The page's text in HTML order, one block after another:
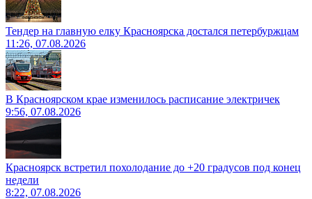
Тендер на главную елку Красноярска достался петербуржцам
11:26, 07.08.2026
В Красноярском крае изменилось расписание электричек
9:56, 07.08.2026
Красноярск встретил похолодание до +20 градусов под конец
недели
8:22, 07.08.2026